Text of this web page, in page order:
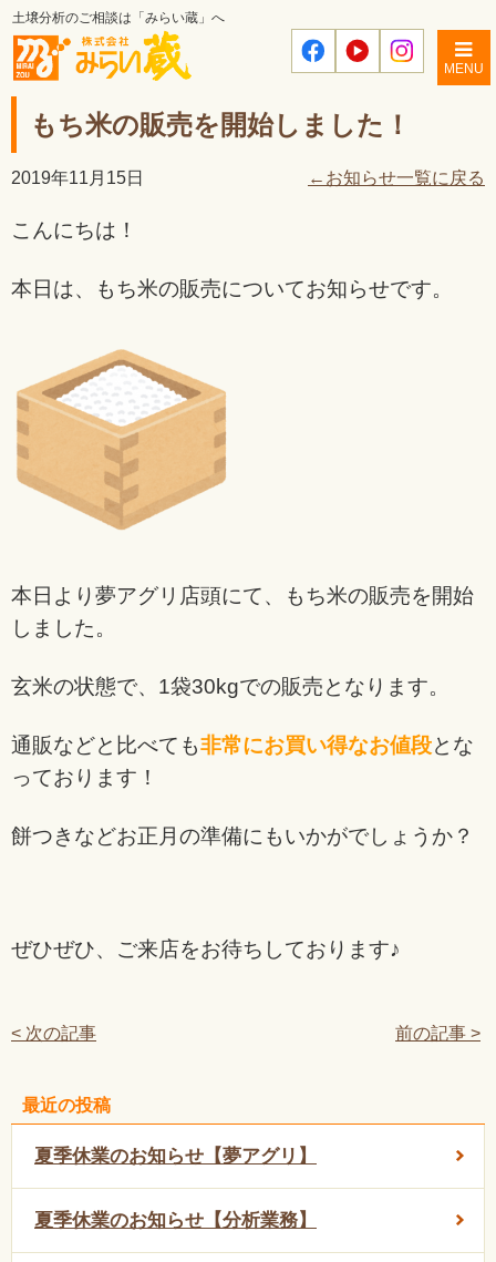
土壌分析のご相談は「みらい蔵」へ
MENU
もち米の販売を開始しました！
2019年11月15日 ←お知らせ一覧に戻る
こんにちは！
本日は、もち米の販売についてお知らせです。
本日より夢アグリ店頭にて、もち米の販売を開始
しました。
玄米の状態で、1袋30kgでの販売となります。
通販などと比べても非常にお買い得なお値段とな
っております！
餅つきなどお正月の準備にもいかがでしょうか？
ぜひぜひ、ご来店をお待ちしております♪
< 次の記事 前の記事 >
最近の投稿
夏季休業のお知らせ【夢アグリ】
夏季休業のお知らせ【分析業務】